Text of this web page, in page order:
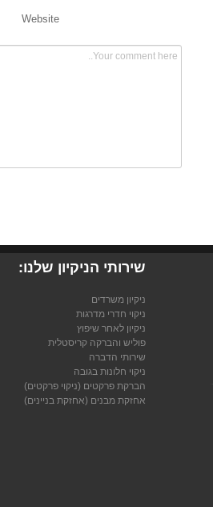
Website
שירותי הניקיון שלנו:
ניקיון משרדים
ניקוי חדרי מדרגות
ניקיון לאחר שיפוץ
פוליש והברקה קריסטלית
שירותי הדברה
ניקוי חלונות בגובה
הברקת פרקטים (ניקוי פרקטים)
אחזקת מבנים (אחזקת בניינים)